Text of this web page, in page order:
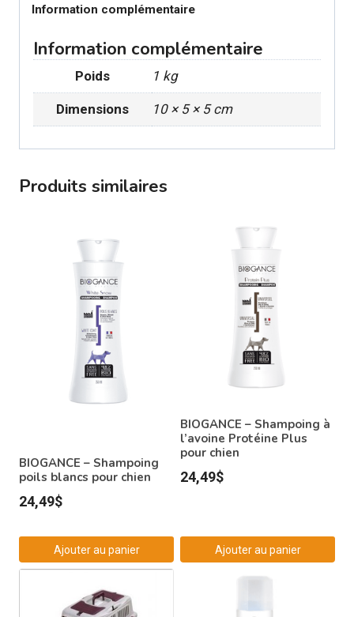
au
pour
Information complémentaire
Information complémentaire
Poids 1 kg
Dimensions 10 × 5 × 5 cm
Produits similaires
BIOGANCE – Shampoing
poils blancs pour chien
24,49$
Ajouter au panier
BIOGANCE – Shampoing à
l’avoine Protéine Plus
pour chien
24,49$
Ajouter au panier